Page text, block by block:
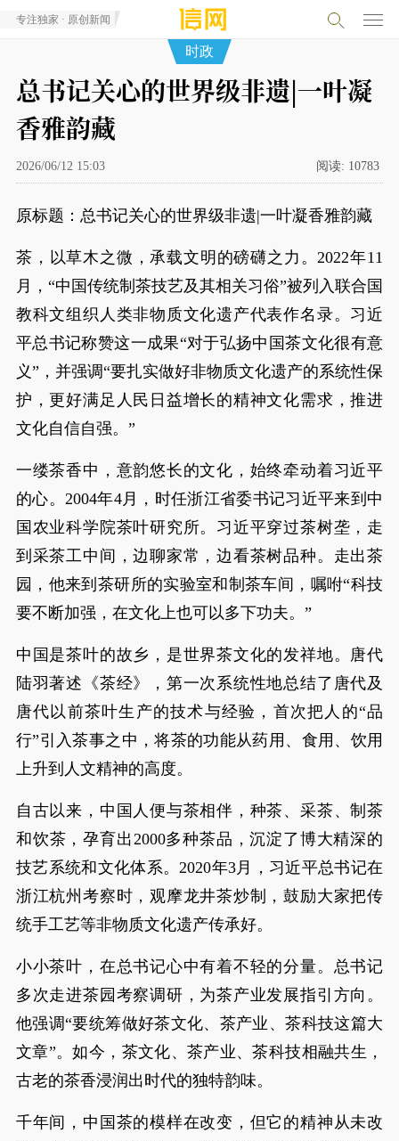
专注独家 · 原创新闻
时政
总书记关心的世界级非遗|一叶凝
香雅韵藏
2026/06/12 15:03 阅读: 10783
原标题：总书记关心的世界级非遗|一叶凝香雅韵藏
茶，以草木之微，承载文明的磅礴之力。2022年11
月，“中国传统制茶技艺及其相关习俗”被列入联合国
教科文组织人类非物质文化遗产代表作名录。习近
平总书记称赞这一成果“对于弘扬中国茶文化很有意
义”，并强调“要扎实做好非物质文化遗产的系统性保
护，更好满足人民日益增长的精神文化需求，推进
文化自信自强。”
一缕茶香中，意韵悠长的文化，始终牵动着习近平
的心。2004年4月，时任浙江省委书记习近平来到中
国农业科学院茶叶研究所。习近平穿过茶树垄，走
到采茶工中间，边聊家常，边看茶树品种。走出茶
园，他来到茶研所的实验室和制茶车间，嘱咐“科技
要不断加强，在文化上也可以多下功夫。”
中国是茶叶的故乡，是世界茶文化的发祥地。唐代
陆羽著述《茶经》，第一次系统性地总结了唐代及
唐代以前茶叶生产的技术与经验，首次把人的“品
行”引入茶事之中，将茶的功能从药用、食用、饮用
上升到人文精神的高度。
自古以来，中国人便与茶相伴，种茶、采茶、制茶
和饮茶，孕育出2000多种茶品，沉淀了博大精深的
技艺系统和文化体系。2020年3月，习近平总书记在
浙江杭州考察时，观摩龙井茶炒制，鼓励大家把传
统手工艺等非物质文化遗产传承好。
小小茶叶，在总书记心中有着不轻的分量。总书记
多次走进茶园考察调研，为茶产业发展指引方向。
他强调“要统筹做好茶文化、茶产业、茶科技这篇大
文章”。如今，茶文化、茶产业、茶科技相融共生，
古老的茶香浸润出时代的独特韵味。
千年间，中国茶的模样在改变，但它的精神从未改